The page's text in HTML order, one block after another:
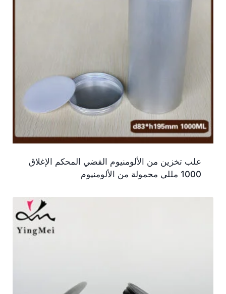
علب تخزين من الألومنيوم الفضي المحكم الإغلاق
1000 مللي محمولة من الألومنيوم